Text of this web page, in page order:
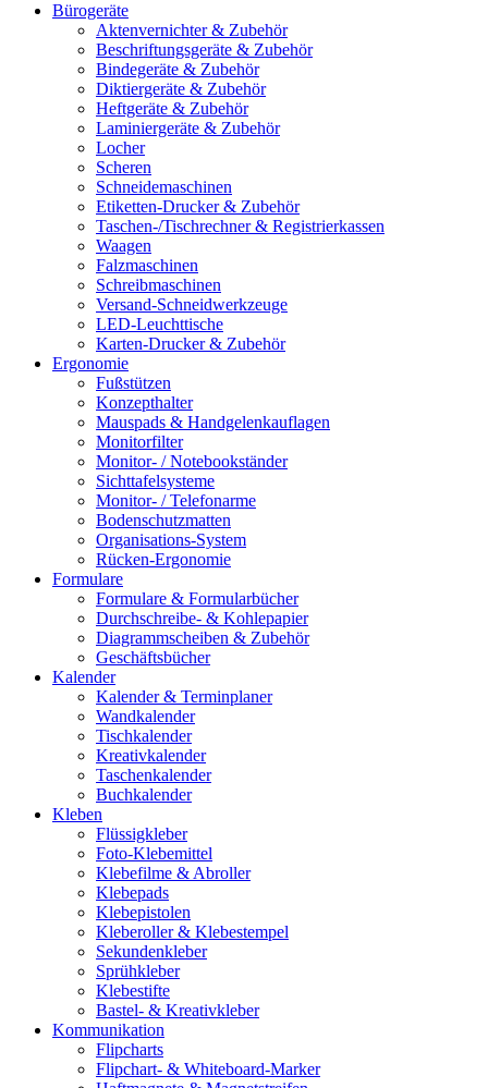
Bürogeräte
Aktenvernichter & Zubehör
Beschriftungsgeräte & Zubehör
Bindegeräte & Zubehör
Diktiergeräte & Zubehör
Heftgeräte & Zubehör
Laminiergeräte & Zubehör
Locher
Scheren
Schneidemaschinen
Etiketten-Drucker & Zubehör
Taschen-/Tischrechner & Registrierkassen
Waagen
Falzmaschinen
Schreibmaschinen
Versand-Schneidwerkzeuge
LED-Leuchttische
Karten-Drucker & Zubehör
Ergonomie
Fußstützen
Konzepthalter
Mauspads & Handgelenkauflagen
Monitorfilter
Monitor- / Notebookständer
Sichttafelsysteme
Monitor- / Telefonarme
Bodenschutzmatten
Organisations-System
Rücken-Ergonomie
Formulare
Formulare & Formularbücher
Durchschreibe- & Kohlepapier
Diagrammscheiben & Zubehör
Geschäftsbücher
Kalender
Kalender & Terminplaner
Wandkalender
Tischkalender
Kreativkalender
Taschenkalender
Buchkalender
Kleben
Flüssigkleber
Foto-Klebemittel
Klebefilme & Abroller
Klebepads
Klebepistolen
Kleberoller & Klebestempel
Sekundenkleber
Sprühkleber
Klebestifte
Bastel- & Kreativkleber
Kommunikation
Flipcharts
Flipchart- & Whiteboard-Marker